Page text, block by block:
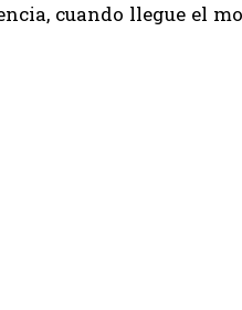
cuando llegue el